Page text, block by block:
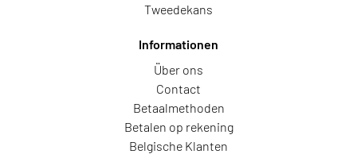
Tweedekans
Informationen
Über ons
Contact
Betaalmethoden
Betalen op rekening
Belgische Klanten